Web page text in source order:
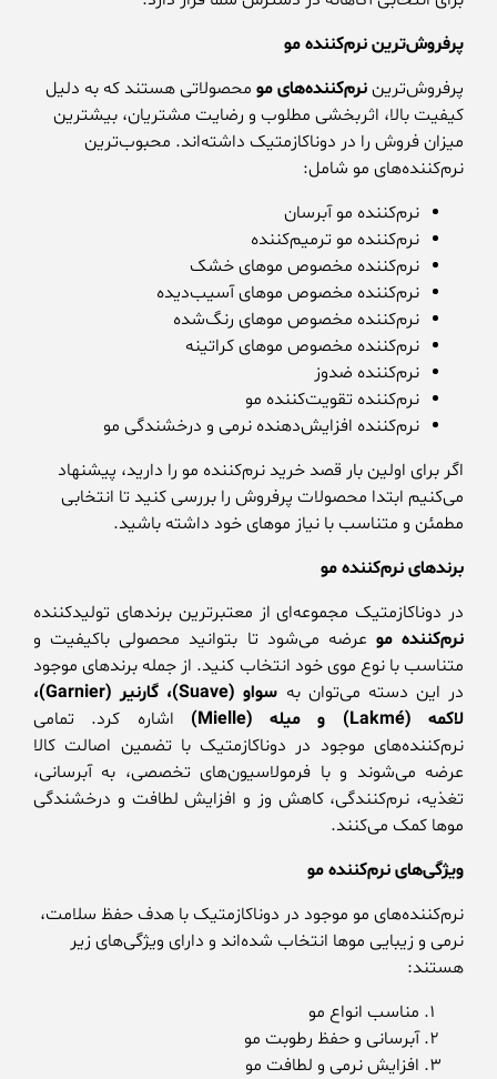
پرفروش‌ترین نرم‌کننده مو
پرفروش‌ترین نرم‌کننده‌های مو محصولاتی هستند که به دلیل
کیفیت بالا، اثربخشی مطلوب و رضایت مشتریان، بیشترین
میزان فروش را در دوناکازمتیک داشته‌اند. محبوب‌ترین
نرم‌کننده‌های مو شامل:
نرم‌کننده مو آبرسان
نرم‌کننده مو ترمیم‌کننده
نرم‌کننده مخصوص موهای خشک
نرم‌کننده مخصوص موهای آسیب‌دیده
نرم‌کننده مخصوص موهای رنگ‌شده
نرم‌کننده مخصوص موهای کراتینه
نرم‌کننده ضدوز
نرم‌کننده تقویت‌کننده مو
نرم‌کننده افزایش‌دهنده نرمی و درخشندگی مو
اگر برای اولین بار قصد خرید نرم‌کننده مو را دارید، پیشنهاد
می‌کنیم ابتدا محصولات پرفروش را بررسی کنید تا انتخابی
مطمئن و متناسب با نیاز موهای خود داشته باشید.
برندهای نرم‌کننده مو
در دوناکازمتیک مجموعه‌ای از معتبرترین برندهای تولیدکننده
نرم‌کننده مو عرضه می‌شود تا بتوانید محصولی باکیفیت و
متناسب با نوع موی خود انتخاب کنید. از جمله برندهای موجود
در این دسته می‌توان به سواو(Suave) ، گارنیر(Garnier)
،
لاکمه(Lakmé) و میله(Mielle)
اشاره کرد. تمامی
نرم‌کننده‌های موجود در دوناکازمتیک با تضمین اصالت کالا
عرضه می‌شوند و با فرمولاسیون‌های تخصصی، به آبرسانی،
تغذیه، نرم‌کنندگی، کاهش وز و افزایش لطافت و درخشندگی
موها کمک می‌کنند.
ویژگی‌های نرم‌کننده مو
نرم‌کننده‌های مو موجود در دوناکازمتیک با هدف حفظ سلامت،
نرمی و زیبایی موها انتخاب شده‌اند و دارای ویژگی‌های زیر
هستند:
مناسب انواع مو
آبرسانی و حفظ رطوبت مو
افزایش نرمی و لطافت مو